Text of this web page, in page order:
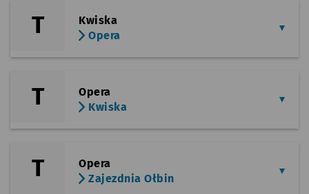
T
Kwiska
Opera
T
Opera
Kwiska
T
Opera
Zajezdnia Ołbin